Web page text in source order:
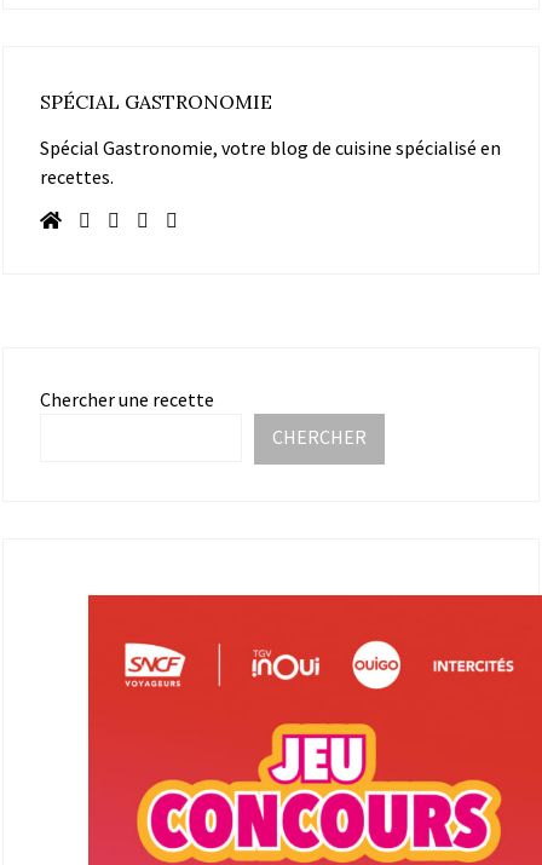
SPÉCIAL GASTRONOMIE
Spécial Gastronomie, votre blog de cuisine spécialisé en
recettes.
Chercher une recette
CHERCHER